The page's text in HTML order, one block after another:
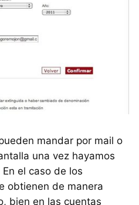
mandar por mail o
una vez hayamos
el caso de los
obtienen de manera
bien en las cuentas